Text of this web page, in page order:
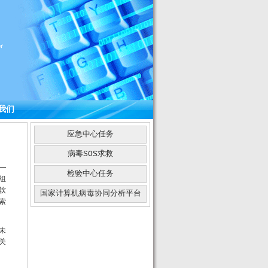
们
应急中心任务
病毒SOS求救
检验中心任务
国家计算机病毒协同分析平台